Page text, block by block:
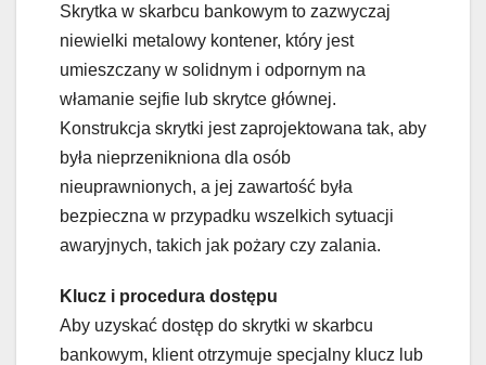
Skrytka w skarbcu bankowym to zazwyczaj
niewielki metalowy kontener, który jest
umieszczany w solidnym i odpornym na
włamanie sejfie lub skrytce głównej.
Konstrukcja skrytki jest zaprojektowana tak, aby
była nieprzenikniona dla osób
nieuprawnionych, a jej zawartość była
bezpieczna w przypadku wszelkich sytuacji
awaryjnych, takich jak pożary czy zalania.
Klucz i procedura dostępu
Aby uzyskać dostęp do skrytki w skarbcu
bankowym, klient otrzymuje specjalny klucz lub